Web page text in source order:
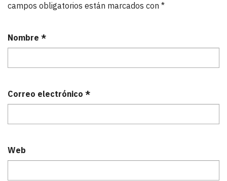
campos obligatorios están marcados con *
Nombre *
Correo electrónico *
Web